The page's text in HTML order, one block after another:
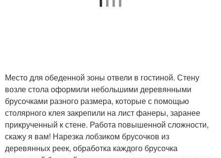
Место для обеденной зоны отвели в гостиной. Стену
возле стола оформили небольшими деревянными
брусочками разного размера, которые с помощью
столярного клея закрепили на лист фанеры, заранее
прикрученный к стене. Работа повышенной сложности,
скажу я вам! Нарезка лобзиком брусочков из
деревянных реек, обработка каждого брусочка